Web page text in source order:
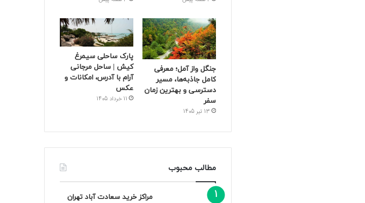
جنگل واز آمل؛ معرفی
کامل جاذبه‌ها، مسیر
دسترسی و بهترین زمان
سفر
13 تیر 1405
پارک ساحلی سیمرغ
کیش | ساحل مرجانی
آرام با آدرس، امکانات و
عکس
11 خرداد 1405
مطالب محبوب
مراکز خرید سعادت‌ آباد تهران